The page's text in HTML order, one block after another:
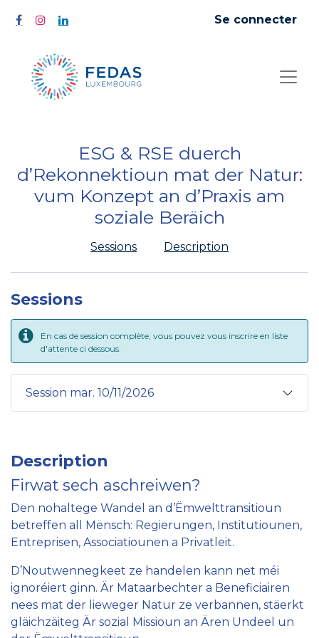
Se connecter
ESG & RSE duerch
d’Rekonnektioun mat der Natur:
vum Konzept an d’Praxis am
soziale Beräich
Sessions Description
Sessions
En cas de session complète, vous pouvez vous inscrire en liste
d'attente ci dessous.
Session mar. 10/11/2026
Description
Firwat sech aschreiwen?
Den nohaltege Wandel an d’Ëmwelttransitioun
betreffen all Mënsch: Regierungen, Institutiounen,
Entreprisen, Associatiounen a Privatleit.
D’Noutwennegkeet ze handelen kann net méi
ignoréiert ginn. Är Mataarbechter a Beneficiairen
nees mat der lieweger Natur ze verbannen, stäerkt
gläichzäiteg Är sozial Missioun an Ären Undeel un